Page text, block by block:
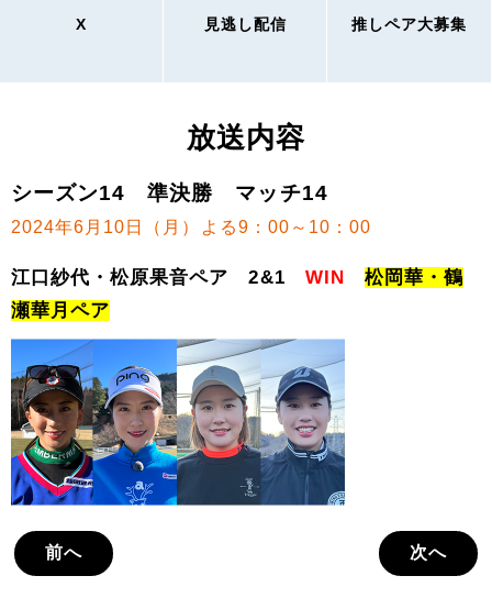
X 見逃し配信 推しペア大募集
放送内容
シーズン14 準決勝 マッチ14
2024年6月10日（月）よる9：00～10：00
江口紗代・松原果音ペア 2&1 WIN
松岡華・鶴
瀬華月ペア
前へ 次へ